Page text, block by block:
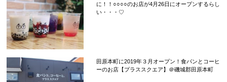
に！！○○○○のお店が4月26日にオープンするらし
い・・・♡
田原本町に2019年３月オープン！食パンとコーヒ
ーのお店【プラススクエア】＠磯城郡田原本町